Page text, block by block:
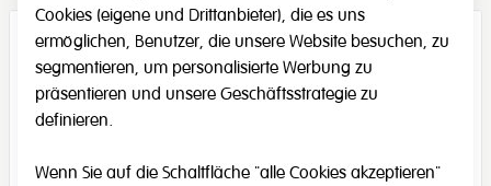
Cookies (eigene und Drittanbieter), die es uns
ermöglichen, Benutzer, die unsere Website besuchen, zu
segmentieren, um personalisierte Werbung zu
präsentieren und unsere Geschäftsstrategie zu
definieren.
Wenn Sie auf die Schaltfläche "alle Cookies akzeptieren"